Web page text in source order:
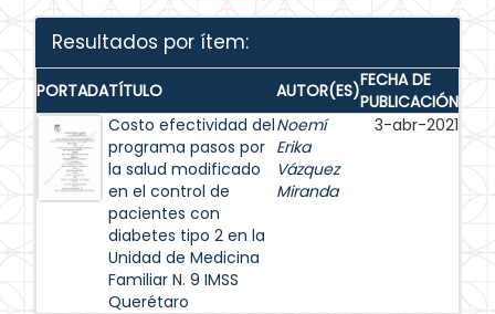
Resultados por ítem:
PORTADATÍTULO AUTOR(ES)FECHA DE
PUBLICACIÓN
Costo efectividad del
programa pasos por
la salud modificado
en el control de
pacientes con
diabetes tipo 2 en la
Unidad de Medicina
Familiar N. 9 IMSS
Querétaro
Noemí
Erika
Vázquez
Miranda
3-abr-2021